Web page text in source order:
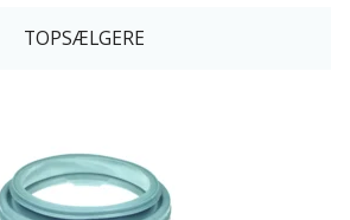
TOPSÆLGERE